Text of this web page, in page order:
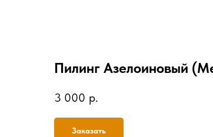
Пилинг Азелоиновый
3 000 р.
Заказать